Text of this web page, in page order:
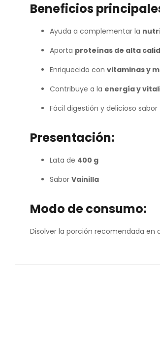
Beneficios
Ayuda a complementar la
Aporta proteínas de alta
Enriquecido con vitaminas y
Contribuye a la energía y
Fácil digestión y delicioso sabor
Presentación:
Lata de 400 g
Sabor Vainilla
Modo de consumo:
Disolver la porción recomendada